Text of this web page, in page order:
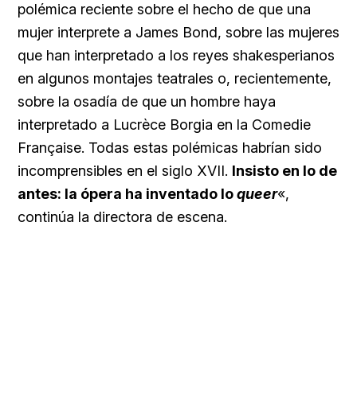
polémica reciente sobre el hecho de que una
mujer interprete a James Bond, sobre las mujeres
que han interpretado a los reyes shakesperianos
en algunos montajes teatrales o, recientemente,
sobre la osadía de que un hombre haya
interpretado a Lucrèce Borgia en la Comedie
Française. Todas estas polémicas habrían sido
incomprensibles en el siglo XVII. Insisto en lo de
antes: la ópera ha inventado loqueer«,
continúa la directora de escena.